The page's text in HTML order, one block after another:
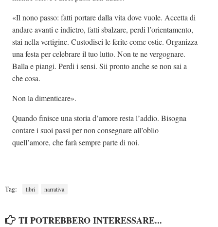
«Il nono passo: fatti portare dalla vita dove vuole. Accetta di
andare avanti e indietro, fatti sbalzare, perdi l’orientamento,
stai nella vertigine. Custodisci le ferite come ostie. Organizza
una festa per celebrare il tuo lutto. Non te ne vergognare.
Balla e piangi. Perdi i sensi. Sii pronto anche se non sai a
che cosa.
Non la dimenticare».
Quando finisce una storia d’amore resta l’addio. Bisogna
contare i suoi passi per non consegnare all’oblio
quell’amore, che farà sempre parte di noi.
Tag: libri narrativa
TI POTREBBERO INTERESSARE...